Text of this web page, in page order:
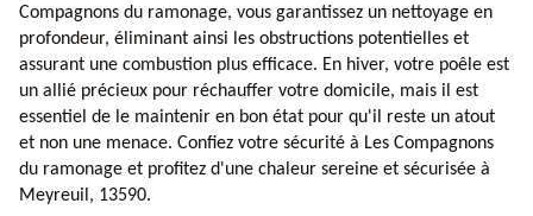
Compagnons du ramonage, vous garantissez un nettoyage en
profondeur, éliminant ainsi les obstructions potentielles et
assurant une combustion plus efficace. En hiver, votre poêle est
un allié précieux pour réchauffer votre domicile, mais il est
essentiel de le maintenir en bon état pour qu'il reste un atout
et non une menace. Confiez votre sécurité à Les Compagnons
du ramonage et profitez d'une chaleur sereine et sécurisée à
Meyreuil, 13590.